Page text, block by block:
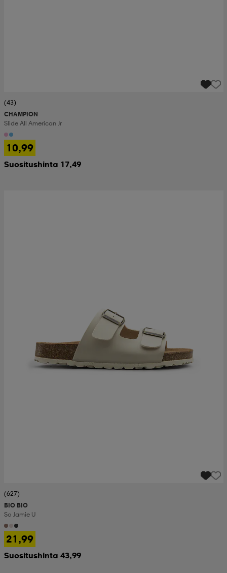
(43)
CHAMPION
Slide All American Jr
10,99
Suositushinta 17,49
(627)
BIO BIO
So Jamie U
21,99
Suositushinta 43,99